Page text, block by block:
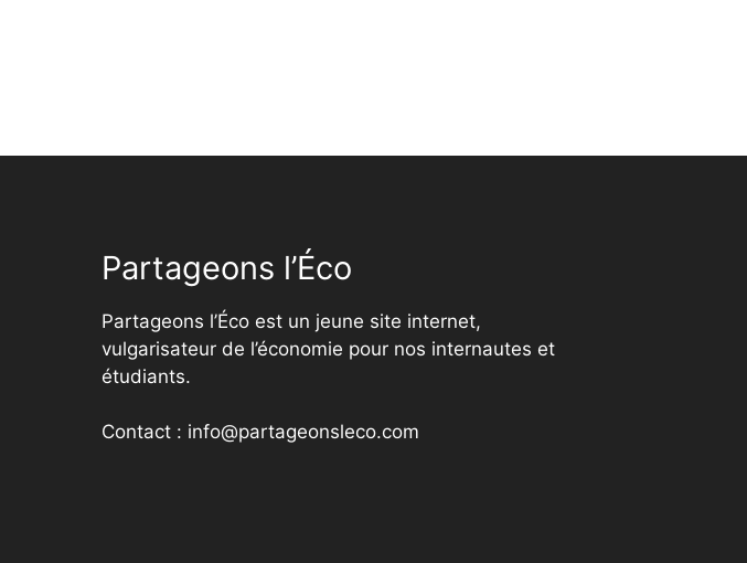
Partageons l’Éco
Partageons l’Éco est un jeune site internet,
vulgarisateur de l’économie pour nos internautes et
étudiants.
Contact : info@partageonsleco.com